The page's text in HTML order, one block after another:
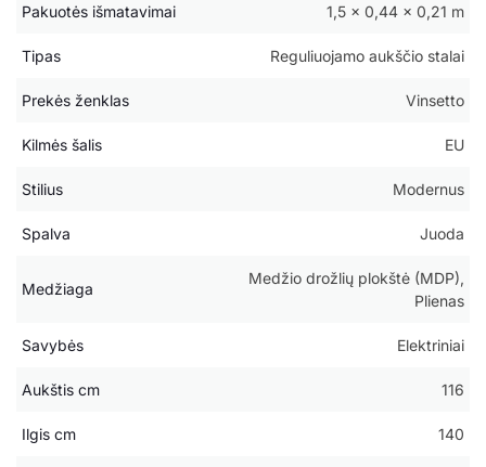
Pakuotės išmatavimai 1,5 × 0,44 × 0,21 m
Tipas Reguliuojamo aukščio stalai
Prekės ženklas Vinsetto
Kilmės šalis EU
Stilius Modernus
Spalva Juoda
Medžiaga
Medžio drožlių plokštė (MDP),
Plienas
Savybės Elektriniai
Aukštis cm 116
Ilgis cm 140